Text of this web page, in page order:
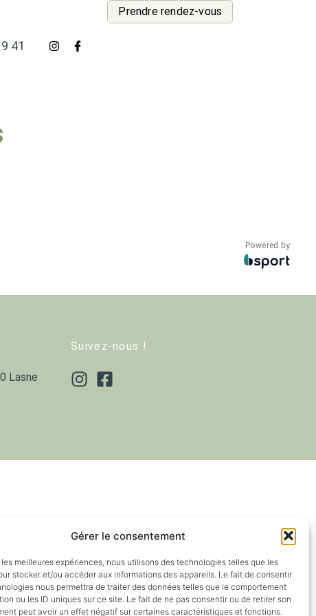
Gérer le consentement
meilleures expériences, nous utilisons des technologies telles que les
stocker et/ou accéder aux informations des appareils. Le fait de consentir
nous permettra de traiter des données telles que le comportement
ou les ID uniques sur ce site. Le fait de ne pas consentir ou de retirer son
peut avoir un effet négatif sur certaines caractéristiques et fonctions.
41
Prendre rendez-vous
Powered by
Lasne
Suivez-nous !